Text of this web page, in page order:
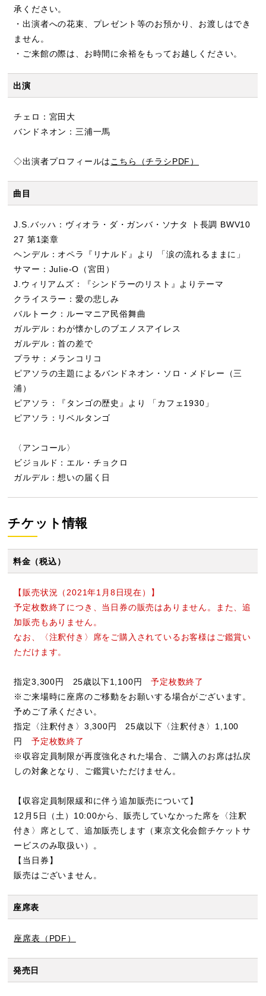
承ください。
・出演者への花束、プレゼント等のお預かり、お渡しはでき
ません。
・ご来館の際は、お時間に余裕をもってお越しください。
出演
チェロ：宮田大
バンドネオン：三浦一馬
◇出演者プロフィールは こちら（チラシPDF）
曲目
J.S.バッハ：ヴィオラ・ダ・ガンバ・ソナタ ト長調 BWV10
27 第1楽章
ヘンデル：オペラ『リナルド』より 「涙の流れるままに」
サマー：Julie-O（宮田）
J.ウィリアムズ：『シンドラーのリスト』よりテーマ
クライスラー：愛の悲しみ
バルトーク：ルーマニア民俗舞曲
ガルデル：わが懐かしのブエノスアイレス
ガルデル：首の差で
プラサ：メランコリコ
ピアソラの主題によるバンドネオン・ソロ・メドレー（三
浦）
ピアソラ：『タンゴの歴史』より 「カフェ1930」
ピアソラ：リベルタンゴ
〈アンコール〉
ビジョルド：エル・チョクロ
ガルデル：想いの届く日
チケット情報
料金（税込）
【販売状況（2021年1月8日現在）】
予定枚数終了につき、当日券の販売はありません。また、追
加販売もありません。
なお、〈注釈付き〉席をご購入されているお客様はご鑑賞い
ただけます。
指定3,300円 25歳以下1,100円予定枚数終了
※ご来場時に座席のご移動をお願いする場合がございます。
予めご了承ください。
指定〈注釈付き〉3,300円 25歳以下〈注釈付き〉1,100
円予定枚数終了
※収容定員制限が再度強化された場合、ご購入のお席は払戻
しの対象となり、ご鑑賞いただけません。
【収容定員制限緩和に伴う追加販売について】
12月5日（土）10:00から、販売していなかった席を〈注釈
付き〉席として、追加販売します（東京文化会館チケットサ
ービスのみ取扱い）。
【当日券】
販売はございません。
座席表
座席表（PDF）
発売日